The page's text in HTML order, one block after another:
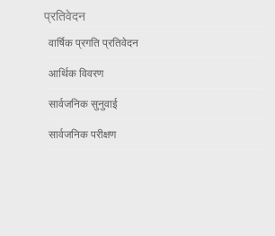
प्रतिवेदन
वार्षिक प्रगति प्रतिवेदन
आर्थिक विवरण
सार्वजनिक सुनुवाई
सार्वजनिक परीक्षण